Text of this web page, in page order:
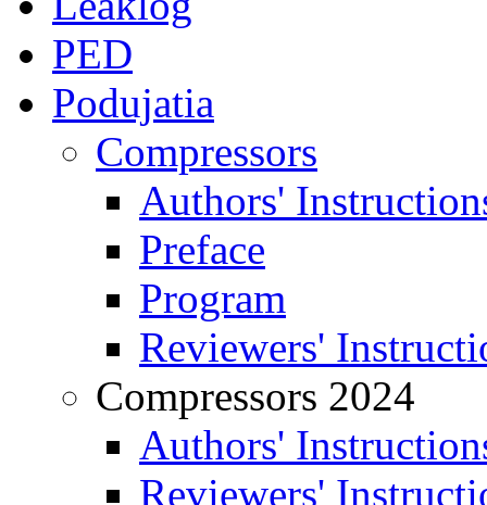
PED
Podujatia
Compressors
Authors'
Preface
Program
Reviewers'
Compressors 2024
Authors'
Reviewers'